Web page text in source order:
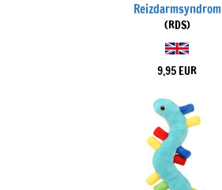
Reizdarmsyndrom
(RDS)
9,95 EUR